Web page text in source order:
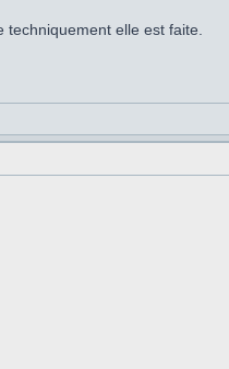
elle est faite.